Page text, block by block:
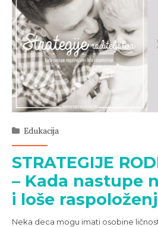
Edukacija
STRATEGIJE
– Kada nastupe
i loše
Neka deca mogu imati osobine